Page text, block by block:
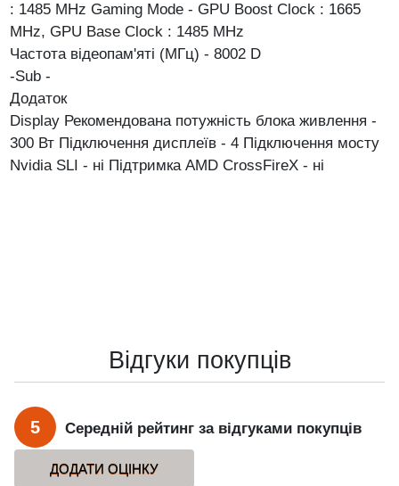
: 1485 MHz Gaming Mode - GPU Boost Clock : 1665
MHz, GPU Base Clock : 1485 MHz
Частота відеопам'яті (МГц) - 8002 D
-Sub -
Додаток
Display Рекомендована потужність блока живлення -
300 Вт Підключення дисплеїв - 4 Підключення мосту
Nvidia SLI - ні Підтримка AMD CrossFireX - ні
Відгуки покупців
5 Середній рейтинг за відгуками покупців